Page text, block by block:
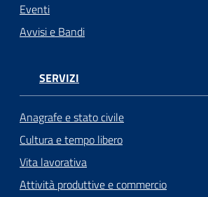
Eventi
Avvisi e Bandi
SERVIZI
Anagrafe e stato civile
Cultura e tempo libero
Vita lavorativa
Attività produttive e commercio